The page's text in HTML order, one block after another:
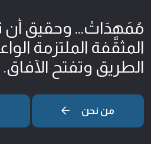
مُمَهِدَاتْ... وحقيق أن
المثقّفة الملتزمة
الطريق وتفتح الآفاق.
من نحن